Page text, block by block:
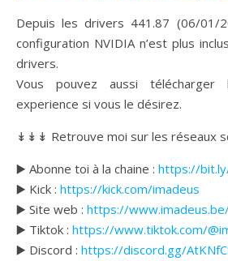
Depuis les drivers 441.87 (06/01/
configuration NVIDIA n’est plus
drivers.
Vous pouvez aussi télécharger
experience si vous le désirez.
↡↡↡ Retrouve moi sur les réseaux
▶️ Abonne toi à la chaine : https://
▶️ Kick : https://kick.com/imadeus
▶️ Site web : https://
▶️ Tiktok : https://www.tiktok.com/
▶️ Discord : https://discord.gg/